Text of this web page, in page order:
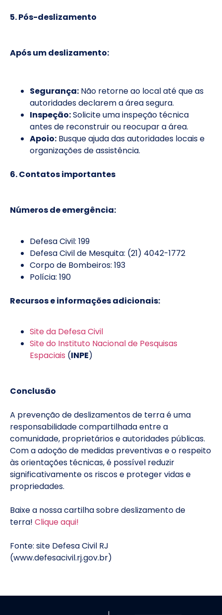
5. Pós-deslizamento
Após um deslizamento:
Segurança: Não retorne ao local até que as
autoridades declarem a área segura.
Inspeção:Solicite uma inspeção técnica
antes de reconstruir ou reocupar a área.
Apoio: Busque ajuda das autoridades locais e
organizações de assistência.
6. Contatos importantes
Números de emergência:
Defesa Civil: 199
Defesa Civil de Mesquita: (21) 4042-1772
Corpo de Bombeiros: 193
Polícia: 190
Recursos e informações adicionais:
Site da Defesa Civil
Site do Instituto Nacional de Pesquisas
Espaciais (INPE)
Conclusão
A prevenção de deslizamentos de terra é uma
responsabilidade compartilhada entre a
comunidade, proprietários e autoridades públicas.
Com a adoção de medidas preventivas e o respeito
às orientações técnicas, é possível reduzir
significativamente os riscos e proteger vidas e
propriedades.
Baixe a nossa cartilha sobre deslizamento de
terra! Clique aqui!
Fonte: site Defesa Civil RJ
(www.defesacivil.rj.gov.br)